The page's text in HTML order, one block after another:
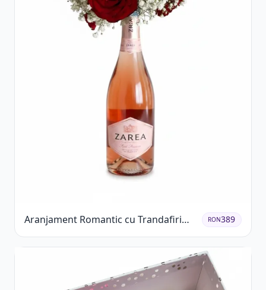
Aranjament Romantic cu Trandafiri
Roșii și Șampanie rose
RON389